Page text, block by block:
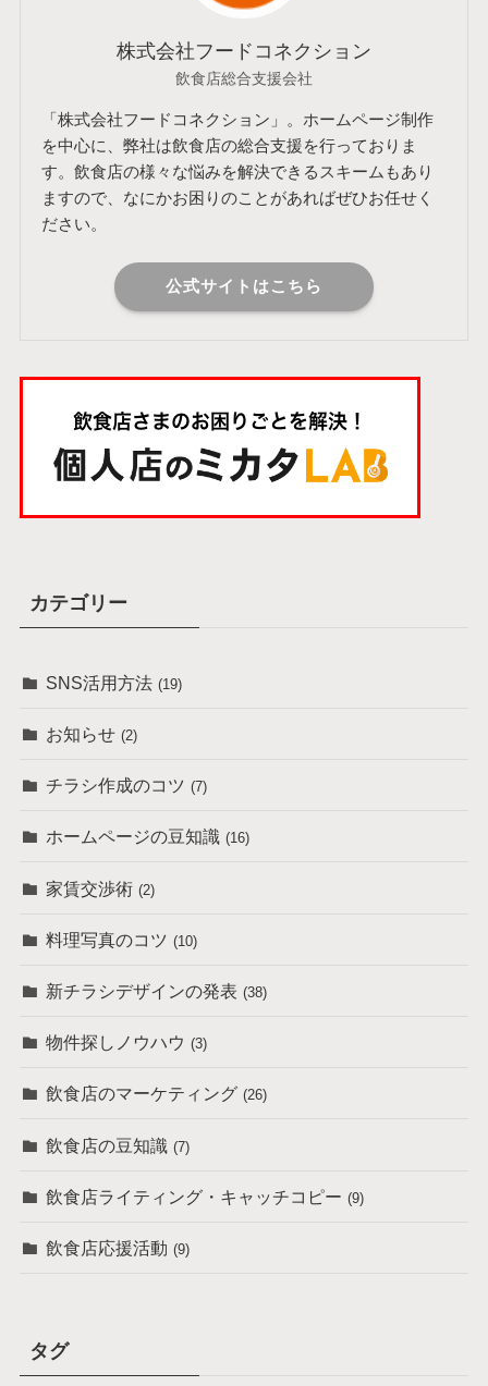
株式会社フードコネクション
飲食店総合支援会社
「株式会社フードコネクション」。ホームページ制作
を中心に、弊社は飲食店の総合支援を行っておりま
す。飲食店の様々な悩みを解決できるスキームもあり
ますので、なにかお困りのことがあればぜひお任せく
ださい。
公式サイトはこちら
カテゴリー
SNS活用方法 (19)
お知らせ (2)
チラシ作成のコツ (7)
ホームページの豆知識 (16)
家賃交渉術 (2)
料理写真のコツ (10)
新チラシデザインの発表 (38)
物件探しノウハウ (3)
飲食店のマーケティング (26)
飲食店の豆知識 (7)
飲食店ライティング・キャッチコピー (9)
飲食店応援活動 (9)
タグ